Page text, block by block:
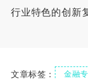
行业特色的创新
文章标签： 金融